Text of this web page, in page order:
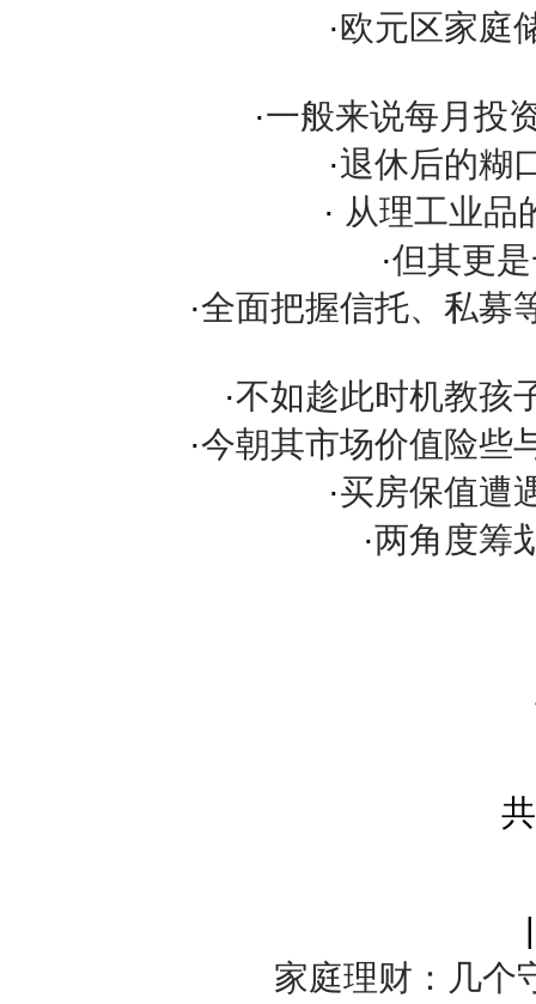
·欧元区家庭
·一般来说每月投
·退休后的糊
· 从理工业品
·但其更
·全面把握信托、私募
·不如趁此时机教孩
·今朝其市场价值险些
·买房保值遭
·两角度筹
家庭理财：几个